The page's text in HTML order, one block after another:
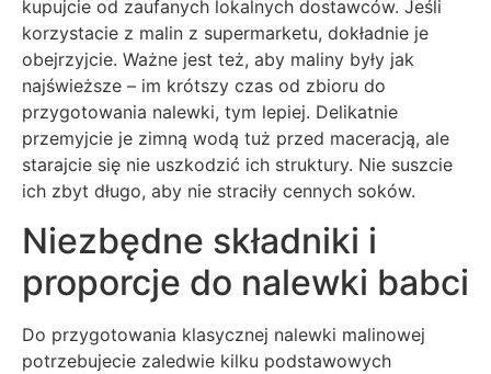
kupujcie od zaufanych lokalnych dostawców. Jeśli
korzystacie z malin z supermarketu, dokładnie je
obejrzyjcie. Ważne jest też, aby maliny były jak
najświeższe – im krótszy czas od zbioru do
przygotowania nalewki, tym lepiej. Delikatnie
przemyjcie je zimną wodą tuż przed maceracją, ale
starajcie się nie uszkodzić ich struktury. Nie suszcie
ich zbyt długo, aby nie straciły cennych soków.
Niezbędne składniki i
proporcje do nalewki babci
Do przygotowania klasycznej nalewki malinowej
potrzebujecie zaledwie kilku podstawowych